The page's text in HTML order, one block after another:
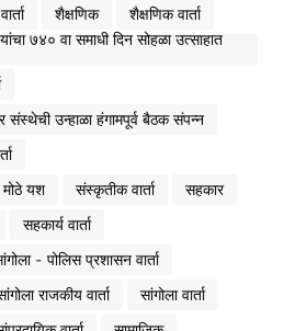
शैक्षणिक
शैक्षणिक वार्ता
७४० वा समाधी दिन सोहळा उत्साहात
संस्थेची उन्हाळा हंगामपूर्व बैठक संपन्न
मोठे यश
संस्कृतीक वार्ता
सहकार
सहकार्य वार्ता
- पोलिस प्रशासन वार्ता
राजकीय वार्ता
सांगोला वार्ता